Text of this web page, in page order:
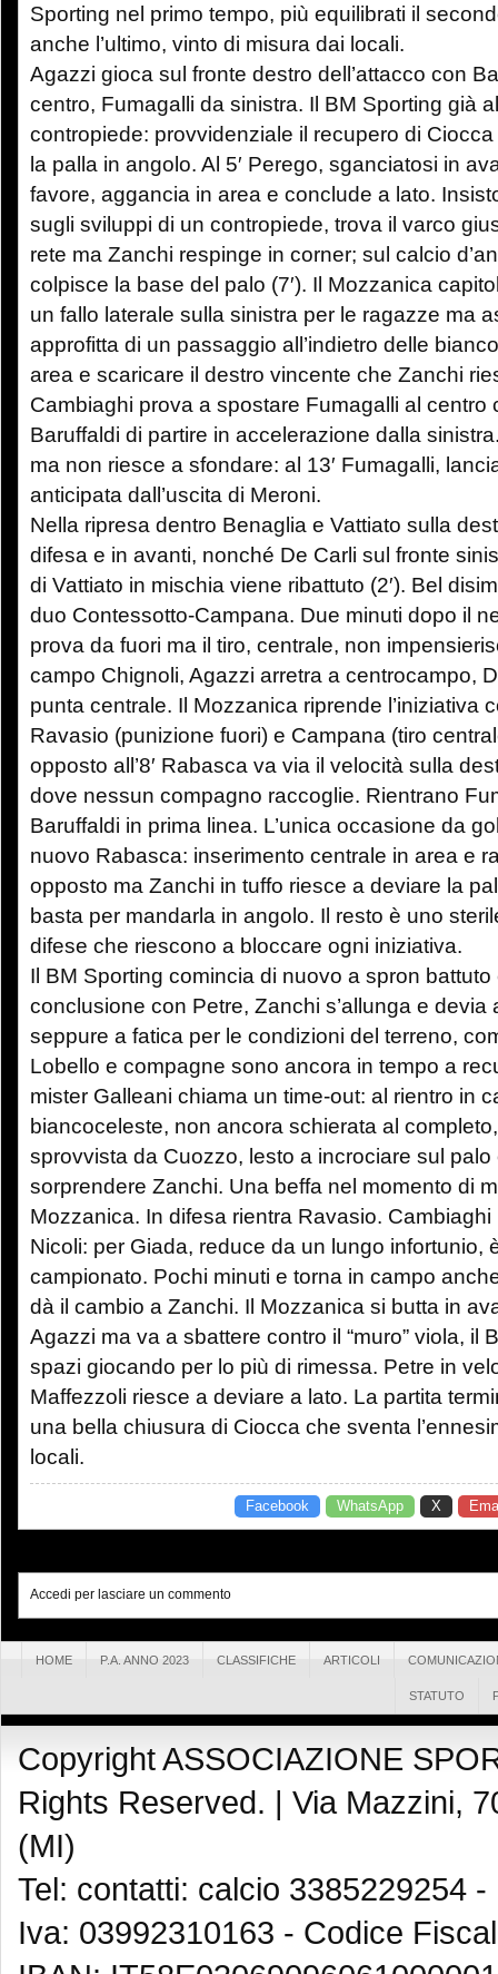
Sporting nel primo tempo, più equilibrati il
anche l’ultimo, vinto di misura dai locali.
Agazzi gioca sul fronte destro dell’attacco con
centro, Fumagalli da sinistra. Il BM Sporting già
contropiede: provvidenziale il recupero di
la palla in angolo. Al 5′ Perego, sganciatosi in
favore, aggancia in area e conclude a lato.
sugli sviluppi di un contropiede, trova il varco
rete ma Zanchi respinge in corner; sul calcio
colpisce la base del palo (7′). Il Mozzanica
un fallo laterale sulla sinistra per le ragazze ma
approfitta di un passaggio all’indietro delle
area e scaricare il destro vincente che Zanchi
Cambiaghi prova a spostare Fumagalli al centro
Baruffaldi di partire in accelerazione dalla
ma non riesce a sfondare: al 13′ Fumagalli,
anticipata dall’uscita di Meroni.
Nella ripresa dentro Benaglia e Vattiato sulla
difesa e in avanti, nonché De Carli sul fronte
di Vattiato in mischia viene ribattuto (2′). Bel
duo Contessotto-Campana. Due minuti dopo il
prova da fuori ma il tiro, centrale, non
campo Chignoli, Agazzi arretra a centrocampo,
punta centrale. Il Mozzanica riprende l’iniziativa
Ravasio (punizione fuori) e Campana (tiro
opposto all’8′ Rabasca va via il velocità sulla
dove nessun compagno raccoglie. Rientrano
Baruffaldi in prima linea. L’unica occasione da
nuovo Rabasca: inserimento centrale in area e
opposto ma Zanchi in tuffo riesce a deviare la
basta per mandarla in angolo. Il resto è uno
difese che riescono a bloccare ogni iniziativa.
Il BM Sporting comincia di nuovo a spron battuto
conclusione con Petre, Zanchi s’allunga e devia
seppure a fatica per le condizioni del terreno,
Lobello e compagne sono ancora in tempo a
mister Galleani chiama un time-out: al rientro in
biancoceleste, non ancora schierata al
sprovvista da Cuozzo, lesto a incrociare sul
sorprendere Zanchi. Una beffa nel momento di
Mozzanica. In difesa rientra Ravasio.
Nicoli: per Giada, reduce da un lungo infortunio,
campionato. Pochi minuti e torna in campo
dà il cambio a Zanchi. Il Mozzanica si butta in
Agazzi ma va a sbattere contro il “muro” viola, il
spazi giocando per lo più di rimessa. Petre in
Maffezzoli riesce a deviare a lato. La partita
una bella chiusura di Ciocca che sventa
locali.
Facebook WhatsApp X
Accedi per lasciare un commento
HOME P.A. ANNO 2023 CLASSIFICHE ARTICOLI
STATUTO
Copyright ASSOCIAZIONE
Rights Reserved. | Via Mazzini,
(MI)
Tel: contatti: calcio 3385229254
Iva: 03992310163 - Codice